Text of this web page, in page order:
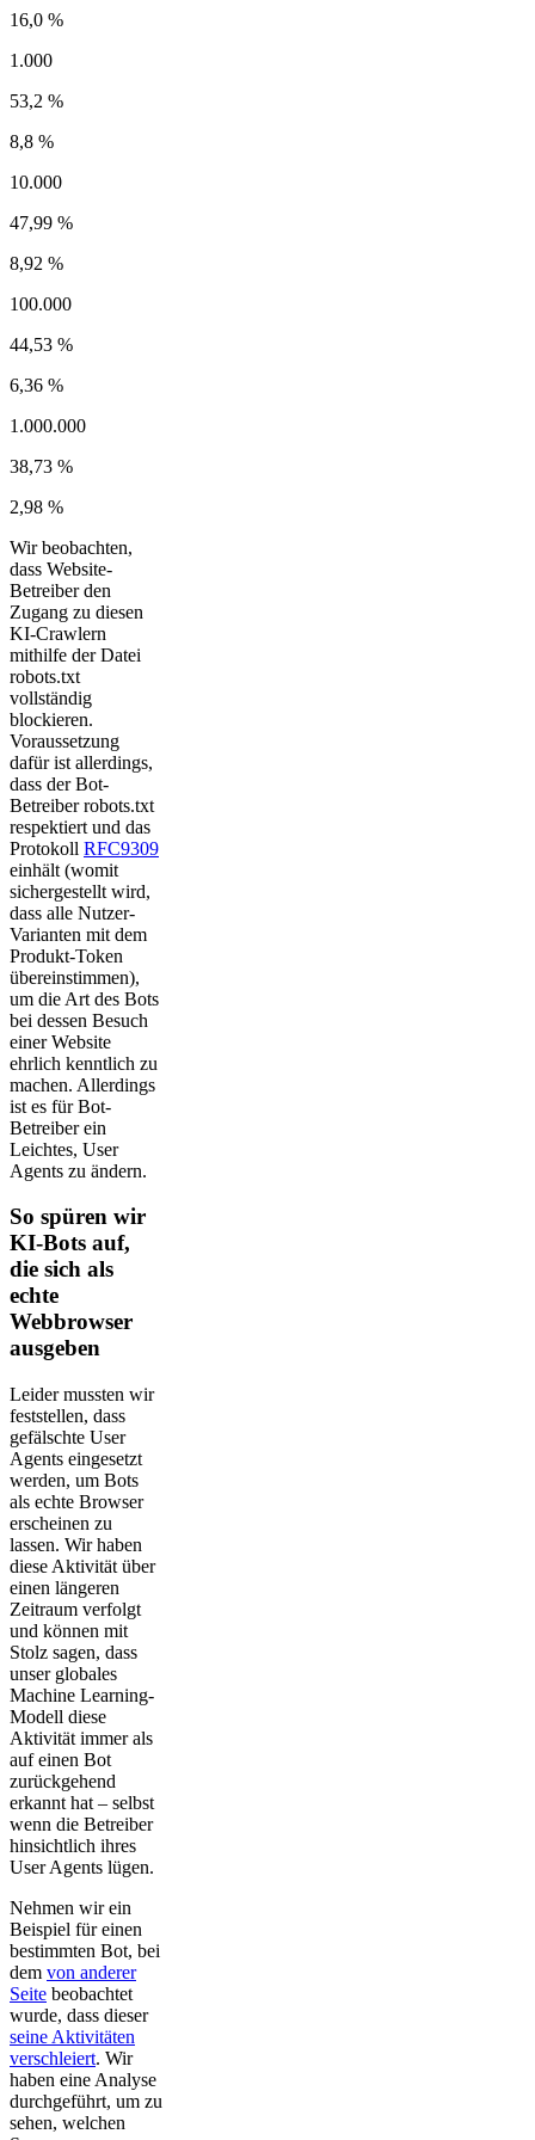
16,0 %
1.000
53,2 %
8,8 %
10.000
47,99 %
8,92 %
100.000
44,53 %
6,36 %
1.000.000
38,73 %
2,98 %
Wir beobachten,
dass Website-
Betreiber den
Zugang zu diesen
KI-Crawlern
mithilfe der Datei
robots.txt
vollständig
blockieren.
Voraussetzung
dafür ist allerdings,
dass der Bot-
Betreiber robots.txt
respektiert und das
Protokoll RFC9309
einhält (womit
sichergestellt wird,
dass alle Nutzer-
Varianten mit dem
Produkt-Token
übereinstimmen),
um die Art des Bots
bei dessen Besuch
einer Website
ehrlich kenntlich zu
machen. Allerdings
ist es für Bot-
Betreiber ein
Leichtes, User
Agents zu ändern.
So spüren wir
KI-Bots auf,
die sich als
echte
Webbrowser
ausgeben
Leider mussten wir
feststellen, dass
gefälschte User
Agents eingesetzt
werden, um Bots
als echte Browser
erscheinen zu
lassen. Wir haben
diese Aktivität über
einen längeren
Zeitraum verfolgt
und können mit
Stolz sagen, dass
unser globales
Machine Learning-
Modell diese
Aktivität immer als
auf einen Bot
zurückgehend
erkannt hat – selbst
wenn die Betreiber
hinsichtlich ihres
User Agents lügen.
Nehmen wir ein
Beispiel für einen
bestimmten Bot, bei
dem von anderer
Seite beobachtet
wurde, dass dieser
seine Aktivitäten
verschleiert. Wir
haben eine Analyse
durchgeführt, um zu
sehen, welchen